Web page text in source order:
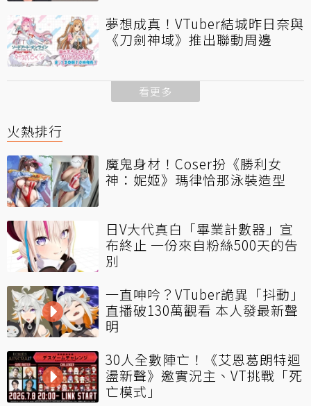
夢想成真！VTuber結城昨日奈與
《刀劍神域》推出聯動周邊
看更多
火熱排行
魔鬼身材！Coser扮《勝利女
神：妮姬》瑪律恰那泳裝造型
日V大代真白「畢業計數器」宣
布終止 一份來自粉絲500天的告
別
一直呻吟？VTuber詭異「抖動」
直播破130萬觀看 本人發最新聲
明
30人全數陣亡！《艾恩葛朗特迴
盪新聲》邀實況主、VT挑戰「死
亡模式」